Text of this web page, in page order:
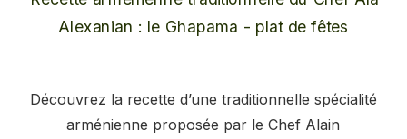
Découvrez la recette d’une traditionnelle spécialité
arménienne proposée par le Chef Alain